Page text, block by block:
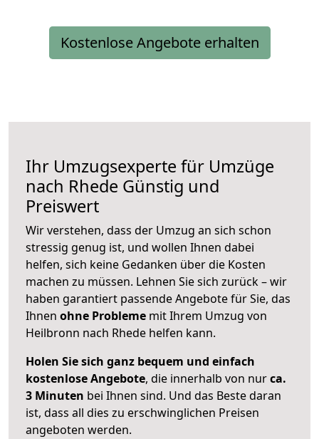
Kostenlose Angebote erhalten
Ihr Umzugsexperte für Umzüge
nach Rhede Günstig und
Preiswert
Wir verstehen, dass der Umzug an sich schon
stressig genug ist, und wollen Ihnen dabei
helfen, sich keine Gedanken über die Kosten
machen zu müssen. Lehnen Sie sich zurück – wir
haben garantiert passende Angebote für Sie, das
Ihnen ohne Probleme mit Ihrem Umzug von
Heilbronn nach Rhede helfen kann.
Holen Sie sich ganz bequem und einfach
kostenlose Angebote, die innerhalb von nurca.
3 Minuten bei Ihnen sind. Und das Beste daran
ist, dass all dies zu erschwinglichen Preisen
angeboten werden.